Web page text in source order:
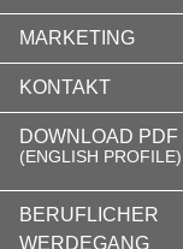
MARKETING
KONTAKT
DOWNLOAD PDF
(ENGLISH PROFILE)
BERUFLICHER
WERDEGANG